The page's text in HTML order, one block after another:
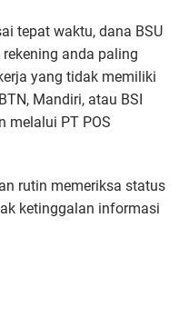
tepat waktu, dana BSU
anda paling
yang tidak memiliki
Mandiri, atau BSI
melalui PT POS
rutin memeriksa status
ketinggalan informasi